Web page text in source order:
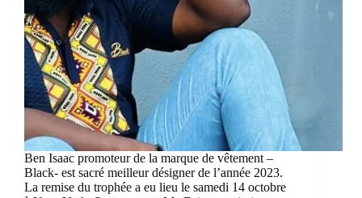
Ben Isaac promoteur de la marque de vêtement –
Black- est sacré meilleur désigner de l’année 2023.
La remise du trophée a eu lieu le samedi 14 octobre